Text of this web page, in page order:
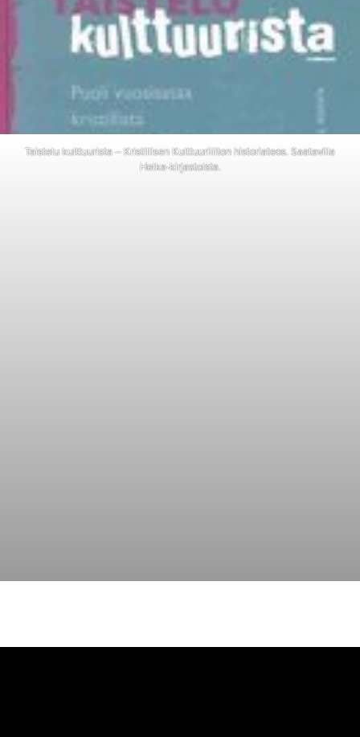
Taistelu kulttuurista – Kristillisen Kulttuuriliiton historiateos. Saatavilla
Helka-kirjastoista.